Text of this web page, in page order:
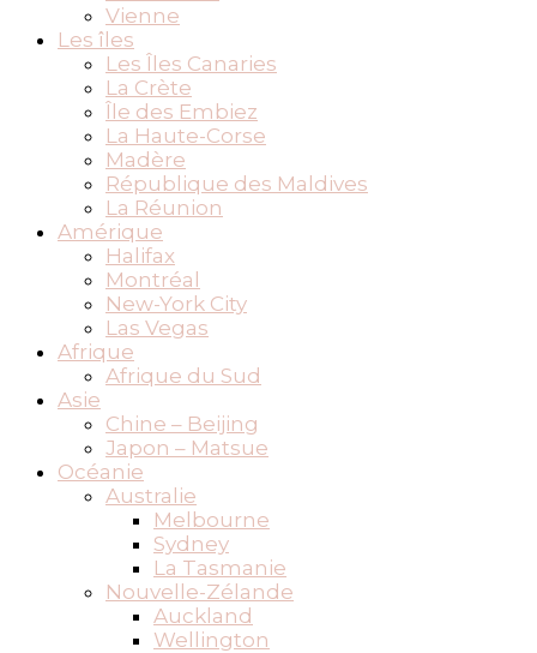
Vienne
Les îles
Les Îles Canaries
La Crète
Île des Embiez
La Haute-Corse
Madère
République des Maldives
La Réunion
Amérique
Halifax
Montréal
New-York City
Las Vegas
Afrique
Afrique du Sud
Asie
Chine – Beijing
Japon – Matsue
Océanie
Australie
Melbourne
Sydney
La Tasmanie
Nouvelle-Zélande
Auckland
Wellington